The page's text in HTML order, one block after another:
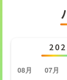
08月 07月